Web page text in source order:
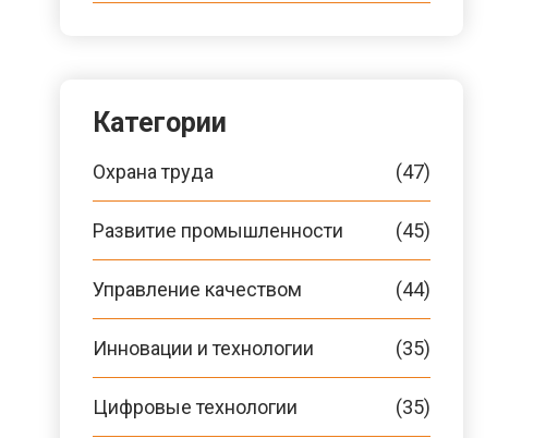
Категории
Охрана труда (47)
Развитие промышленности (45)
Управление качеством (44)
Инновации и технологии (35)
Цифровые технологии (35)